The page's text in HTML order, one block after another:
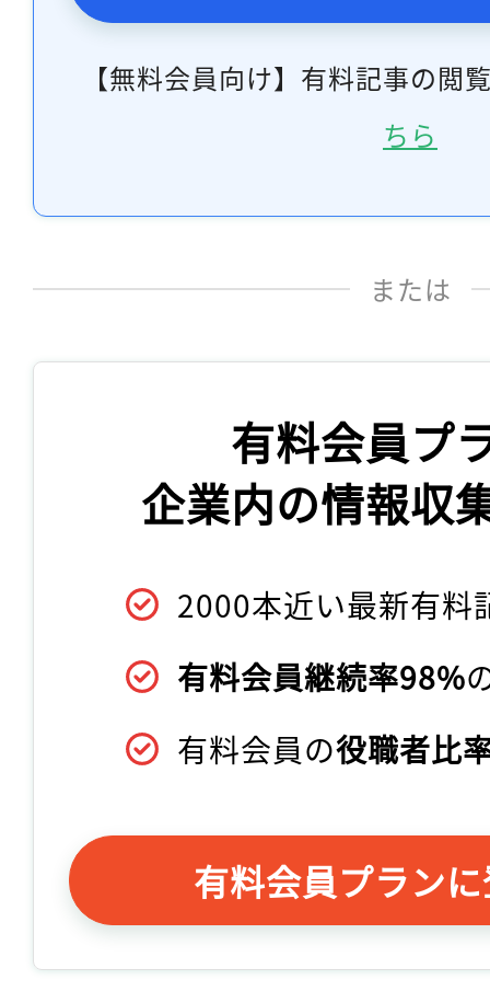
【無料会員向け】有料記事の閲
ちら
または
有料会員プ
企業内の情報収
2000本近い最新有料
有料会員継続率98%
有料会員の役職者比
有料会員プラン